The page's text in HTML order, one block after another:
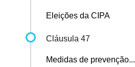
Eleições da CIPA
Cláusula 47
Medidas de prevenção...